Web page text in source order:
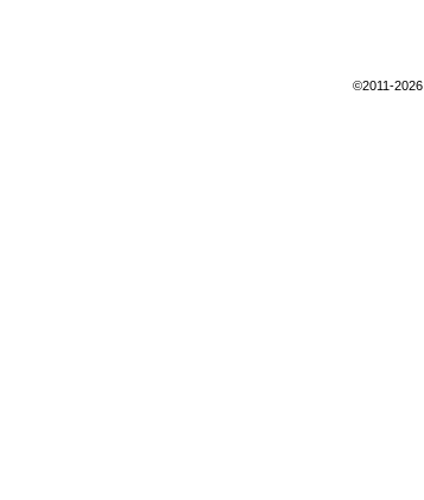
©2011-2026